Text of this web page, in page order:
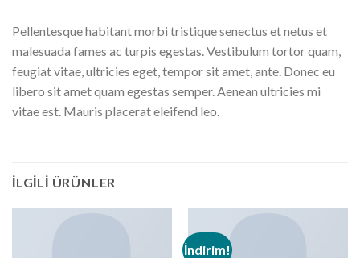
Pellentesque habitant morbi tristique senectus et netus et
malesuada fames ac turpis egestas. Vestibulum tortor quam,
feugiat vitae, ultricies eget, tempor sit amet, ante. Donec eu
libero sit amet quam egestas semper. Aenean ultricies mi
vitae est. Mauris placerat eleifend leo.
İLGILI ÜRÜNLER
İndirim!